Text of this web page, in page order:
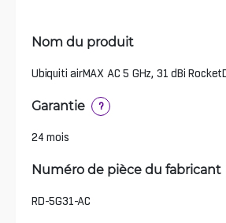
Nom du produit
Ubiquiti airMAX AC 5 GHz, 31 dBi
Garantie ?
24 mois
Numéro de pièce du fabricant
RD-5G31-AC